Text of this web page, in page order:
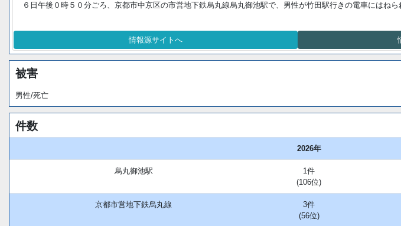
６日午後０時５０分ごろ、京都市中京区の市営地下鉄烏丸線烏丸御池駅で、男性が竹田駅行きの電車にはねら
情報源サイトへ
被害
男性/死亡
件数
2026年
烏丸御池駅
1件
(106位)
京都市営地下鉄烏丸線
3件
(56位)